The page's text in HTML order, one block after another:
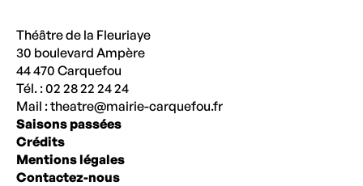
Théâtre de la Fleuriaye
30 boulevard Ampère
44 470 Carquefou
Tél. : 02 28 22 24 24
Mail :theatre@mairie-carquefou.fr
Saisons passées
Crédits
Mentions légales
Contactez-nous